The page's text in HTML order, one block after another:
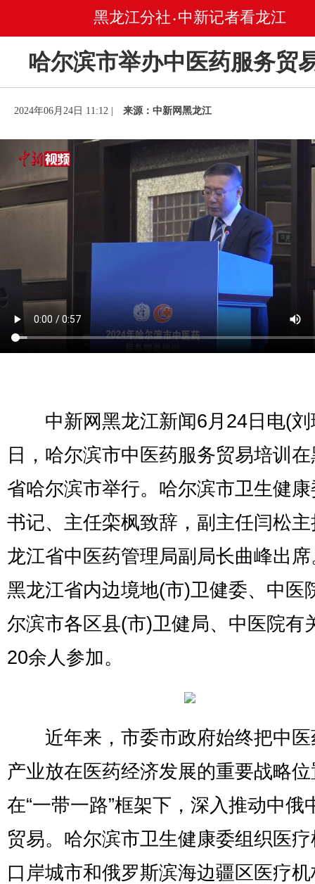
黑龙江分社 • 中新记者看龙江
哈尔滨市举办中医药服务贸
2024年06月24日 11:12 | 来源：中新网黑龙江
中新网黑龙江新闻6月24日电(刘
日，哈尔滨市中医药服务贸易培训
省哈尔滨市举行。哈尔滨市卫生健
书记、主任栾枫致辞，副主任闫松
龙江省中医药管理局副局长曲峰出
黑龙江省内边境地(市)卫健委、中医
尔滨市各区县(市)卫健局、中医院有
20余人参加。
近年来，市委市政府始终把中医
产业放在医药经济发展的重要战略
在“一带一路”框架下，深入推动中俄
贸易。哈尔滨市卫生健康委组织医
口岸城市和俄罗斯滨海边疆区医疗